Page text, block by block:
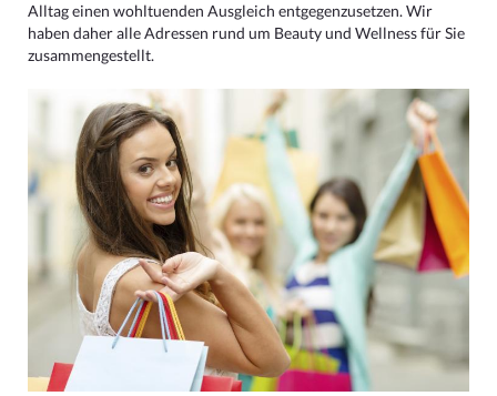
Alltag einen wohltuenden Ausgleich entgegenzusetzen. Wir
haben daher alle Adressen rund um Beauty und Wellness für Sie
zusammengestellt.